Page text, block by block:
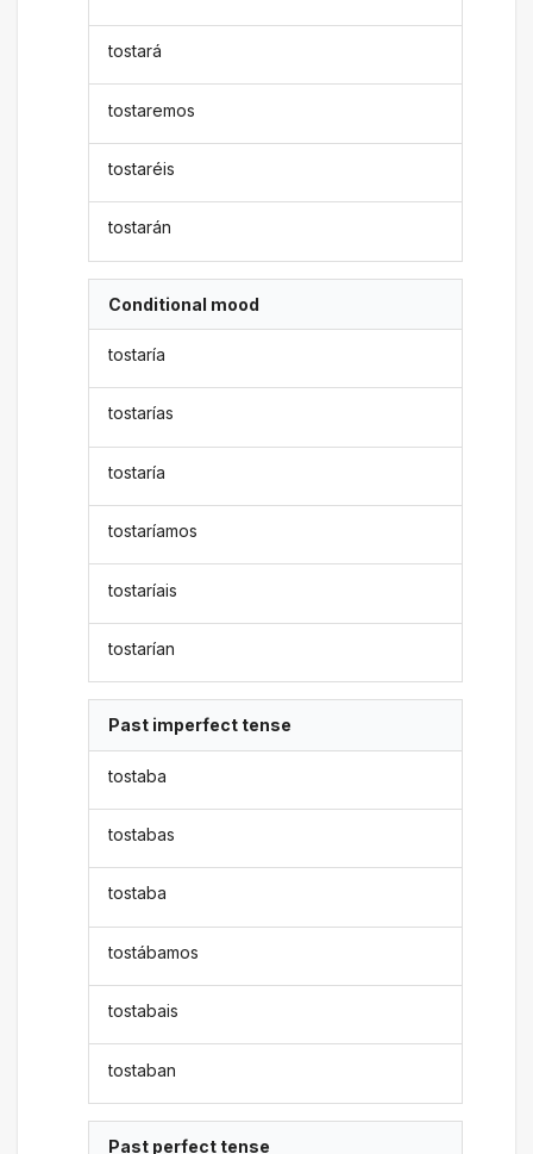
tostará
tostaremos
tostaréis
tostarán
Conditional mood
tostaría
tostarías
tostaría
tostaríamos
tostaríais
tostarían
Past imperfect tense
tostaba
tostabas
tostaba
tostábamos
tostabais
tostaban
Past perfect tense